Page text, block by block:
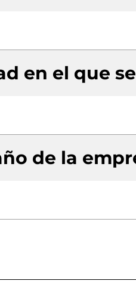
en el que
de la